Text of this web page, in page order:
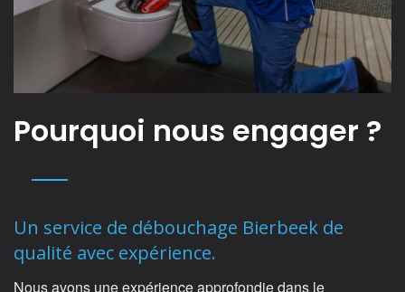
Pourquoi nous engager ?
Un service de débouchage Bierbeek de
qualité avec expérience.
Nous avons une expérience approfondie dans le